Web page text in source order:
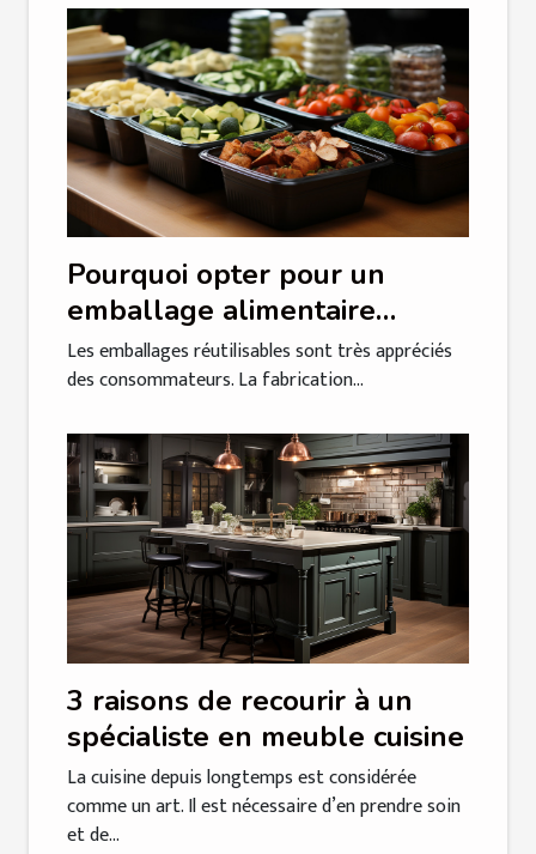
Pourquoi opter pour un
emballage alimentaire
réutilisable ?
Les emballages réutilisables sont très appréciés
des consommateurs. La fabrication...
3 raisons de recourir à un
spécialiste en meuble cuisine
La cuisine depuis longtemps est considérée
comme un art. Il est nécessaire d’en prendre soin
et de...